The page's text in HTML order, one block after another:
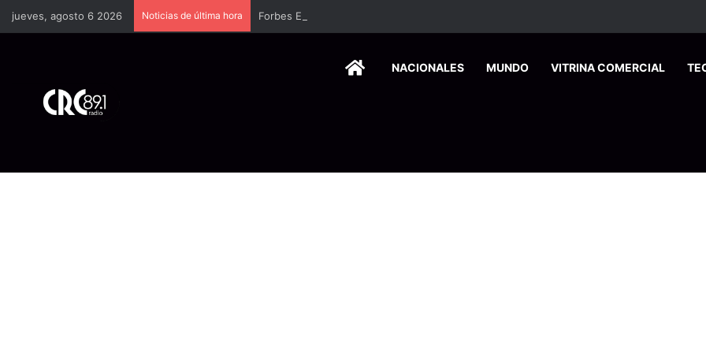
jueves, agosto 6 2026 Noticias de última hora Forbes España dedica edición especial a Costa Rica para promover el turismo europeo
HOMENACIONALES MUNDO VITRINA COMERCIAL